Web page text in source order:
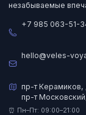
незабываемые
+7 985 063-51-
hello@veles-
пр-т Керамиков,
пр-т
⏰ Пн–Пт: 09:00–21:00